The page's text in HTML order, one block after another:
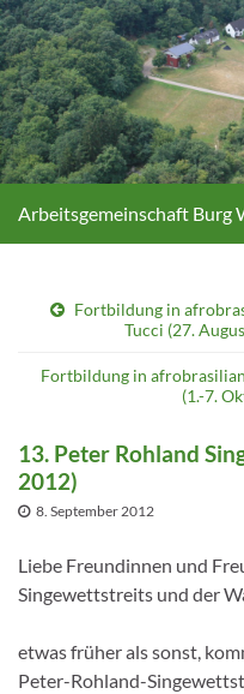
Arbeitsgemeinschaft Burg
Fortbildung in
Tucci (27.
Fortbildung in
(1.-7.
13. Peter Rohland
2012)
8. September 2012
Liebe Freundinnen und
Singewettstreits und der
etwas früher als sonst,
Peter-Rohland-